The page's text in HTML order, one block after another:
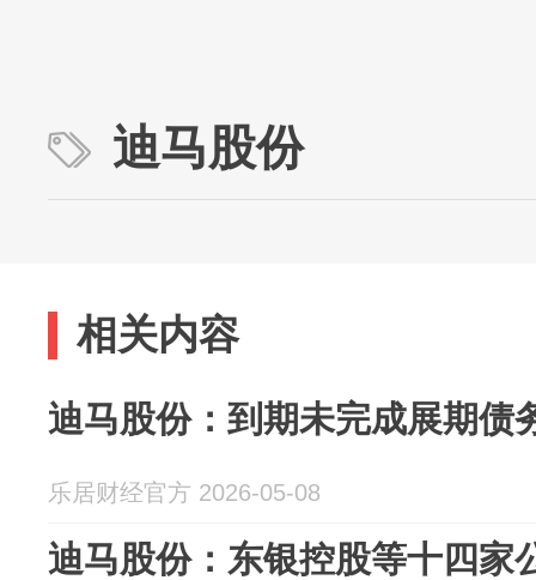
迪马股份
相关内容
迪马股份：到期未完成展期债
乐居财经官方 2026-05-08
迪马股份：东银控股等十四家